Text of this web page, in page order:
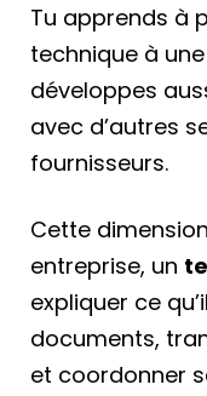
Tu apprends à
technique à une
développes
avec d’autres
fournisseurs.
Cette
entreprise, un
expliquer ce
documents,
et coordonner